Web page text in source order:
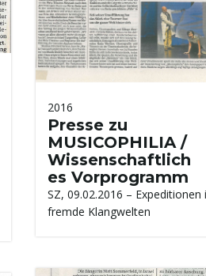
2016
Presse zu
MUSICOPHILIA /
Wissenschaftlich
es Vorprogramm
SZ, 09.02.2016 – Expeditionen
fremde Klangwelten